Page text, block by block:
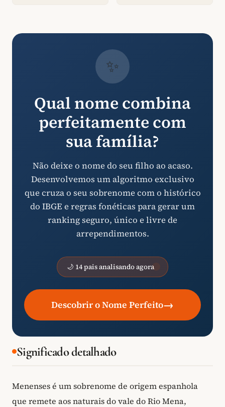
✨
Qual nome combina
perfeitamente com
sua família?
Não deixe o nome do seu filho ao acaso.
Desenvolvemos um algoritmo exclusivo
que cruza o seu sobrenome com o histórico
do IBGE e regras fonéticas para gerar um
ranking seguro, único e livre de
arrependimentos.
🌙 14 pais analisando agora
Descobrir o Nome Perfeito→
Significado detalhado
Menenses é um sobrenome de origem espanhola
que remete aos naturais do vale do Rio Mena,